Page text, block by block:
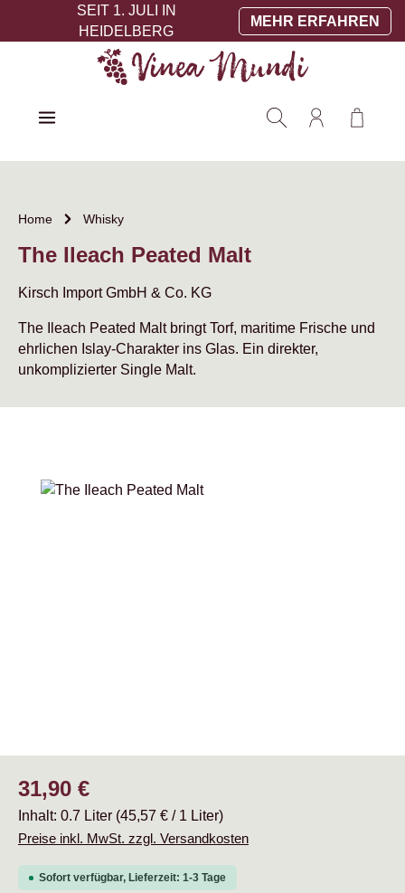
Zum Hauptinhalt springen
SEIT 1. JULI IN
HEIDELBERG
MEHR ERFAHREN
Home Whisky
The Ileach Peated Malt
Kirsch Import GmbH & Co. KG
The Ileach Peated Malt bringt Torf, maritime Frische und
ehrlichen Islay-Charakter ins Glas. Ein direkter,
unkomplizierter Single Malt.
Bildergalerie überspringen
Regulärer Preis:
31,90 €
Inhalt: 0.7 Liter (45,57 € / 1 Liter)
Preise inkl. MwSt. zzgl. Versandkosten
Sofort verfügbar, Lieferzeit: 1-3 Tage